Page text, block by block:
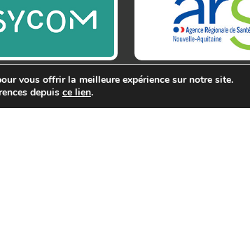
vous offrir la meilleure expérience sur notre site.
depuis ce lien.